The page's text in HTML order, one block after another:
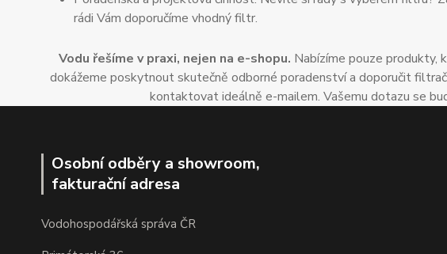
rádi Vám doporučíme vhodný filtr.
Vodu řešíme v praxi, nejen na e-shopu. Nabízíme pouze produkty,
dokážeme poskytnout skutečně odborné poradenství a doporučit
kontaktovat ideálně e-mailem. Vašemu dotazu se
Osobní odběry a showroom,
fakturační adresa
Vodohospodářská správa ČR